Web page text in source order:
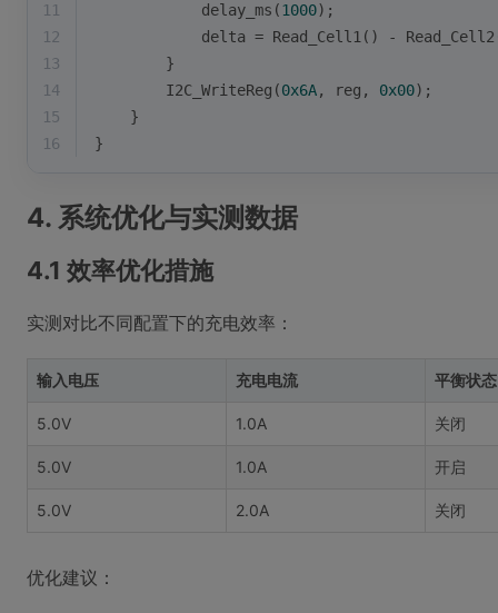
11
            delay_ms(
1000);
12
delta = Read_Cell1() -
13
        }
14
        I2C_WriteReg(
0x6A, reg, 0x00
15
    }
16
}
4. 系统优化与实测数据
4.1 效率优化措施
实测对比不同配置下的充电效率：
输入电压 充电电流 平衡状态
5.0V 1.0A 关闭
5.0V 1.0A 开启
5.0V 2.0A 关闭
优化建议：